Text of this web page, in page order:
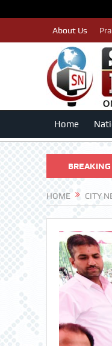
About Us
Home
BREAKING
NEWS
मतदाताओं का नाम न कटे इसलिए
HOME CITY